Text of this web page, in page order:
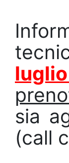
sia
(call